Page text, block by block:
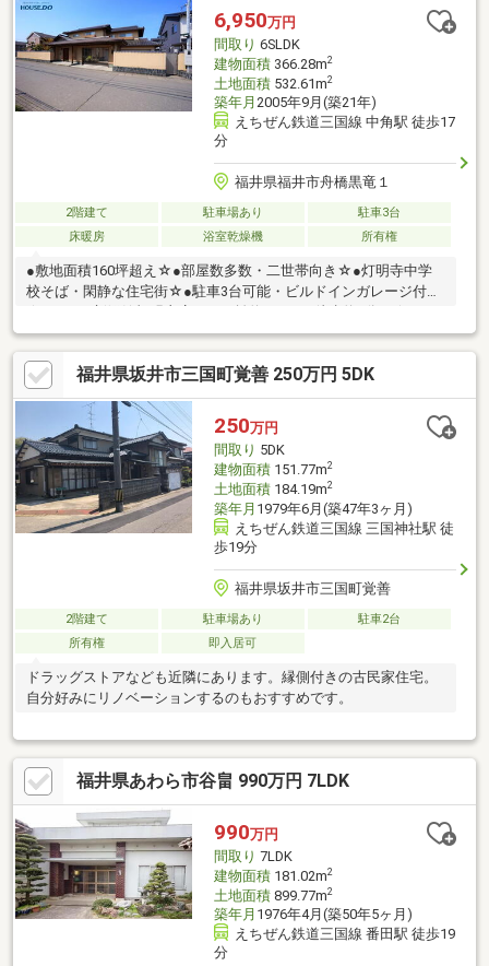
二の宮】へお任せください！●●ご見学・ご相談等は「0776-43-
6505」へ●●
6,950万円
間取り 6SLDK
建物面積366.28m2
土地面積532.61m2
築年月 2005年9月(築21年)
えちぜん鉄道三国線 中角駅 徒歩17
分
福井県福井市舟橋黒竜１
2階建て 駐車場あり
駐車3台
床暖房
浴室乾燥機 所有権
●敷地面積160坪超え☆●部屋数多数・二世帯向き☆●灯明寺中学
校そば・閑静な住宅街☆●駐車3台可能・ビルドインガレージ付き
リのアオキ灯明寺店まで距離約180ｍ（徒歩約2分）☆●みさわク
リニックまで距離約200ｍ（徒歩約3分）☆●ファミリーマート 福
井舟橋新一丁目店まで距離約400ｍ（徒歩約5分）☆
福井県坂井市三国町覚善 250万円 5DK
250万円
間取り 5DK
建物面積151.77m2
土地面積184.19m2
築年月 1979年6月(築47年3ヶ月)
えちぜん鉄道三国線 三国神社駅 徒
歩19分
福井県坂井市三国町覚善
2階建て 駐車場あり
駐車2台
所有権
即入居可
ドラッグストアなども近隣にあります。縁側付きの古民家住宅。
自分好みにリノベーションするのもおすすめです。
福井県あわら市谷畠 990万円 7LDK
990万円
間取り 7LDK
建物面積181.02m2
土地面積899.77m2
築年月 1976年4月(築50年5ヶ月)
えちぜん鉄道三国線 番田駅 徒歩19
分